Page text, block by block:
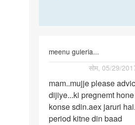
meenu guleria...
सोम, 05/29/
please
advice
mam..mujje please
dijiye...ki pregnemt
konse sdin.aex jaruri
period kitne din baad